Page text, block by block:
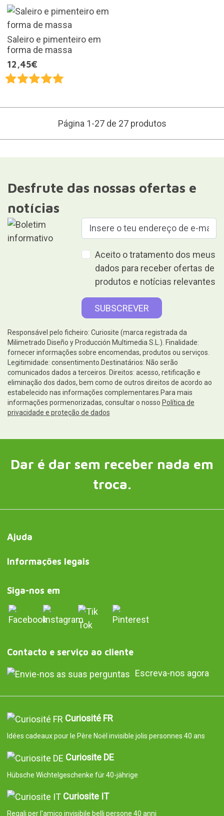
Saleiro e pimenteiro em
forma de massa
12,45€
Página 1-27 de 27 produtos
Desfrute das nossas ofertas e
notícias
Aceito o tratamento dos meus
dados para receber ofertas de
produtos e notícias relevantes
Responsável pelo ficheiro: Curiosite (marca registrada da
Milimetrado Diseño y Producción Multimedia S.L.). Finalidade:
fornecer informações sobre encomendas, produtos ou serviços.
Legitimidade: consentimento.Destinatários: Não serão
comunicados dados a terceiros. Direitos: acesso, retificação e
eliminação dos dados, bem como de outros direitos de acordo ao
estabelecido nas informações complementares.Para mais
informações pormenorizadas, consultar o nosso Política de
privacidade e proteção de dados
Dar é dar sem receber nada em
troca.
Ajuda
Informações legais
Siga-nos em
Contacto e serviço ao cliente
Escreva-nos agora
Curiosité FR
Idées cadeaux pour le Père Noël invisible jolis personnes 40 ans
Curiosite DE
Hübsche Wichtelgeschenke für 40-jährige
Curiosite IT
Regali per l'amico invisibile belli persone 40 anni